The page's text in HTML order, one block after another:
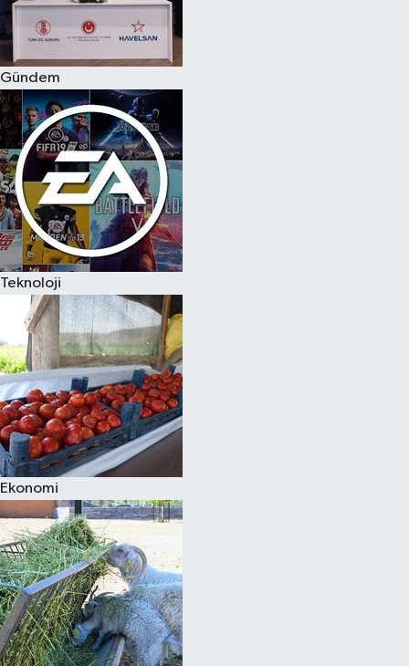
Gündem
Teknoloji
Ekonomi
Spor
Burç Yorumları
Çocuk
Eğitim
Hava Durumu
Kadın
Kim kimdir?
Kültür Sanat
Sağlık
Siyaset
Teknoloji
Televizyon
Yaşam-Çevre